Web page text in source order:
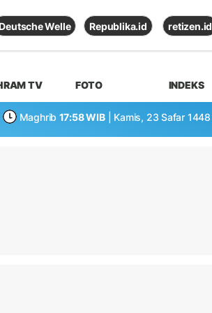
Deutsche Welle Republika.id retizen.id
TV FOTO INDEKS
Maghrib 17:58 WIB | Kamis, 23 Safar 1448